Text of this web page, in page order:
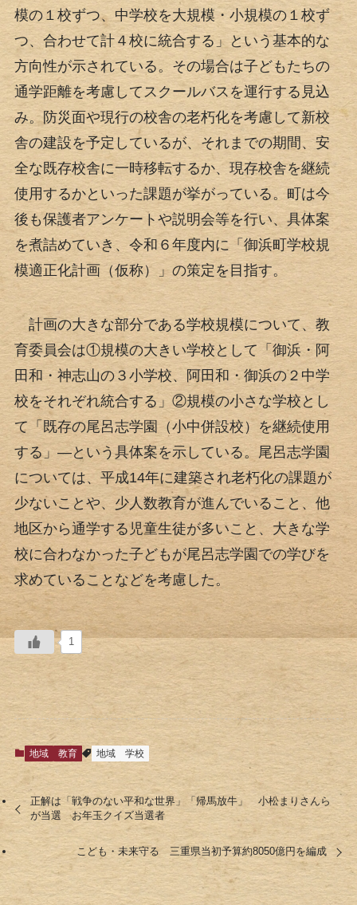
模の１校ずつ、中学校を大規模・小規模の１校ず
つ、合わせて計４校に統合する」という基本的な
方向性が示されている。その場合は子どもたちの
通学距離を考慮してスクールバスを運行する見込
み。防災面や現行の校舎の老朽化を考慮して新校
舎の建設を予定しているが、それまでの期間、安
全な既存校舎に一時移転するか、現存校舎を継続
使用するかといった課題が挙がっている。町は今
後も保護者アンケートや説明会等を行い、具体案
を煮詰めていき、令和６年度内に「御浜町学校規
模適正化計画（仮称）」の策定を目指す。
計画の大きな部分である学校規模について、教
育委員会は①規模の大きい学校として「御浜・阿
田和・神志山の３小学校、阿田和・御浜の２中学
校をそれぞれ統合する」②規模の小さな学校とし
て「既存の尾呂志学園（小中併設校）を継続使用
する」―という具体案を示している。尾呂志学園
については、平成14年に建築され老朽化の課題が
少ないことや、少人数教育が進んでいること、他
地区から通学する児童生徒が多いこと、大きな学
校に合わなかった子どもが尾呂志学園での学びを
求めていることなどを考慮した。
1
地域 教育 地域 学校
正解は「戦争のない平和な世界」「帰馬放牛」 小松まりさんら
が当選 お年玉クイズ当選者
こども・未来守る 三重県当初予算約8050億円を編成